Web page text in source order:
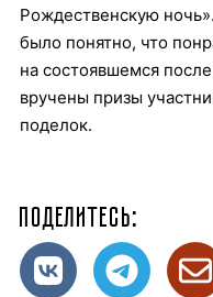
Рождественскую
было понятно, что
на состоявшемся
вручены призы
поделок.
Поделитесь: